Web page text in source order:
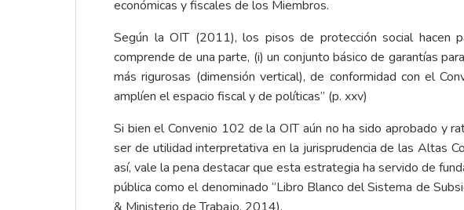
económicas y fiscales de los Miembros.
Según la OIT (2011), los pisos de protección social hacen
comprende de una parte, (i) un conjunto básico de garantías
más rigurosas (dimensión vertical), de conformidad con el
amplíen el espacio fiscal y de políticas” (p. xxv)
Si bien el Convenio 102 de la OIT aún no ha sido aprobado y
ser de utilidad interpretativa en la jurisprudencia de las Altas
así, vale la pena destacar que esta estrategia ha servido de
pública como el denominado “Libro Blanco del Sistema de